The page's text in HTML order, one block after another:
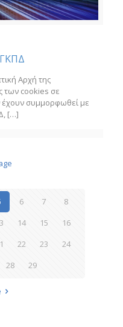
ΓΚΠΔ
Αρχή της
των cookies σε
έχουν συμμορφωθεί με
[…]
6 7
8
14 15
16
22 23
24
28 29